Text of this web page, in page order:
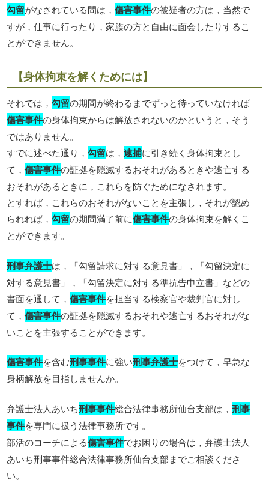
勾留がなされている間は，傷害事件の被疑者の方は，当然で
すが，仕事に行ったり，家族の方と自由に面会したりするこ
とができません。
【身体拘束を解くためには】
それでは，勾留の期間が終わるまでずっと待っていなければ
傷害事件の身体拘束からは解放されないのかというと，そう
ではありません。
すでに述べた通り，勾留は，逮捕に引き続く身体拘束とし
て，傷害事件の証拠を隠滅するおそれがあるときや逃亡する
おそれがあるときに，これらを防ぐためになされます。
とすれば，これらのおそれがないことを主張し，それが認め
られれば，勾留の期間満了前に傷害事件の身体拘束を解くこ
とができます。
刑事弁護士は，「勾留請求に対する意見書」，「勾留決定に
対する意見書」，「勾留決定に対する準抗告申立書」などの
書面を通して，傷害事件を担当する検察官や裁判官に対し
て，傷害事件の証拠を隠滅するおそれや逃亡するおそれがな
いことを主張することができます。
傷害事件を含む刑事事件に強い刑事弁護士をつけて，早急な
身柄解放を目指しませんか。
弁護士法人あいち刑事事件総合法律事務所仙台支部は，刑事
事件を専門に扱う法律事務所です。
部活のコーチによる傷害事件でお困りの場合は，弁護士法人
あいち刑事事件総合法律事務所仙台支部までご相談くださ
い。